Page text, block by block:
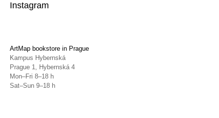
Instagram
ArtMap bookstore in Prague
Kampus Hybernská
Prague 1, Hybernská 4
Mon–Fri 8–18 h
Sat–Sun 9–18 h